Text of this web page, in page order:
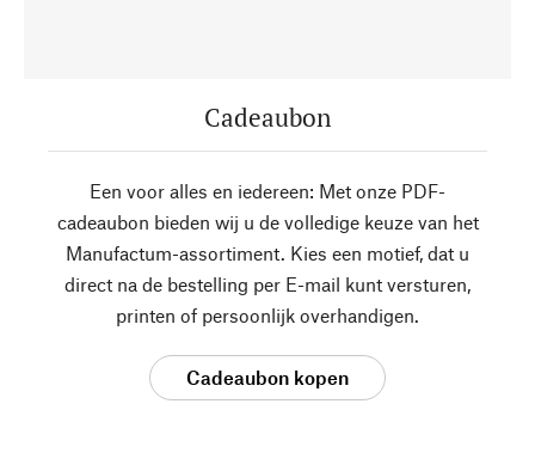
Cadeaubon
Een voor alles en iedereen: Met onze PDF-
cadeaubon bieden wij u de volledige keuze van het
Manufactum-assortiment. Kies een motief, dat u
direct na de bestelling per E-mail kunt versturen,
printen of persoonlijk overhandigen.
Cadeaubon kopen